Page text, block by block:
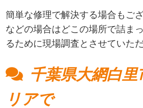
簡単な修理で解決する場合もご
などの場合はどこの場所で詰ま
るために現場調査とさせていた
千葉県大網白
リアで